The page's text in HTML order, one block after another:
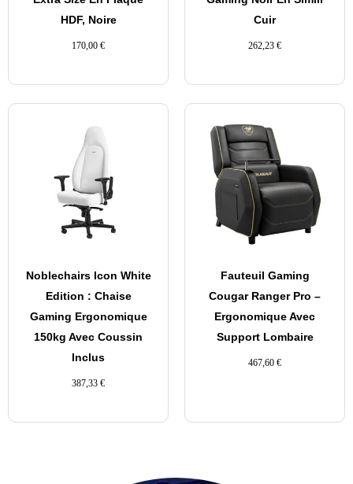
HDF, Noire
170,00 €
Cuir
262,23 €
Noblechairs Icon White
Edition : Chaise
Gaming Ergonomique
150kg Avec Coussin
Inclus
387,33 €
Fauteuil Gaming
Cougar Ranger Pro –
Ergonomique Avec
Support Lombaire
467,60 €